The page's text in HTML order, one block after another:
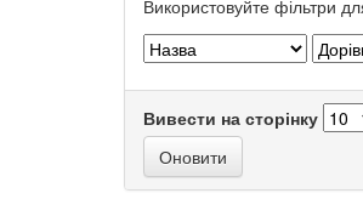
Використовуйте фільтри
Вивести на сторінку